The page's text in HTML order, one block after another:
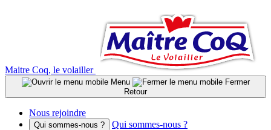
Maitre Coq, le volailler
Menu
Fermer
Retour
Nous rejoindre
Qui sommes-nous ?
Qui sommes-nous ?